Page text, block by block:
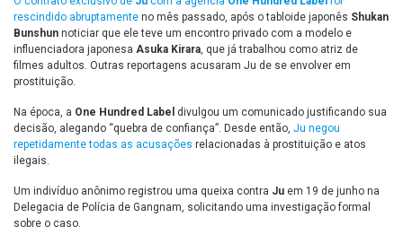
rescindido abruptamente no mês passado, após o tabloide japonês Shukan
Bunshun noticiar que ele teve um encontro privado com a modelo e
influenciadora japonesa Asuka Kirara, que já trabalhou como atriz de
filmes adultos. Outras reportagens acusaram Ju de se envolver em
prostituição.
Na época, a One Hundred Label divulgou um comunicado justificando sua
decisão, alegando “quebra de confiança”. Desde então, Ju negou
repetidamente todas as acusações relacionadas à prostituição e atos
ilegais.
Um indivíduo anônimo registrou uma queixa contra Ju em 19 de junho na
Delegacia de Polícia de Gangnam, solicitando uma investigação formal
sobre o caso.